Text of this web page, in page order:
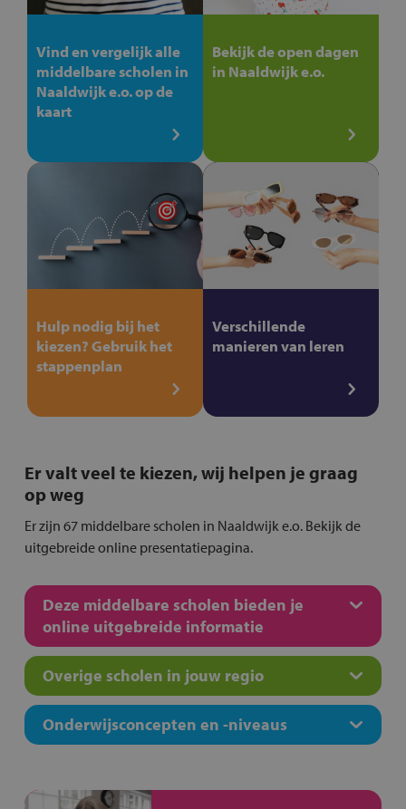
Vind en vergelijk alle
middelbare scholen in
Naaldwijk e.o. op de
kaart
Bekijk de open dagen
in Naaldwijk e.o.
Hulp nodig bij het
kiezen? Gebruik het
stappenplan
Verschillende
manieren van leren
Er valt veel te kiezen, wij helpen je graag
op weg
Er zijn 67 middelbare scholen in Naaldwijk e.o. Bekijk de
uitgebreide online presentatiepagina.
Deze middelbare scholen bieden je
online uitgebreide informatie
Overige scholen in jouw regio
Onderwijsconcepten en -niveaus